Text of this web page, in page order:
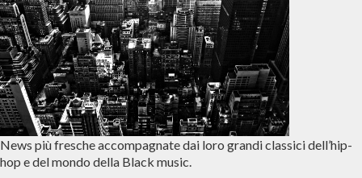
News più fresche accompagnate dai loro grandi classici dell’hip-
hop e del mondo della Black music.